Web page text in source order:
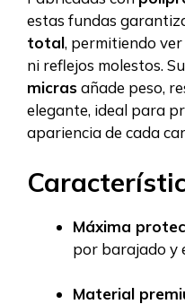
estas fundas
total, permitiendo
ni reflejos molestos. Su
micrasañade peso,
elegante, ideal para
apariencia de cada
Máxima
por barajado y
Material